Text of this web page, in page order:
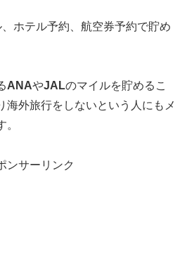
ホテル予約、航空券予約で貯め
ANAやJALのマイルを貯めるこ
海外旅行をしないという人にもメ
ンサーリンク